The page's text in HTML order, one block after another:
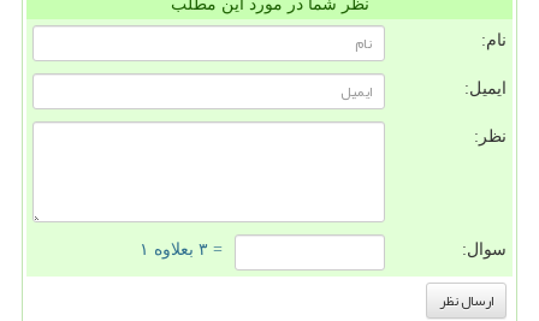
نظر شما در مورد این مطلب
نام:
ایمیل:
نظر:
سوال: = ۳ بعلاوه ۱